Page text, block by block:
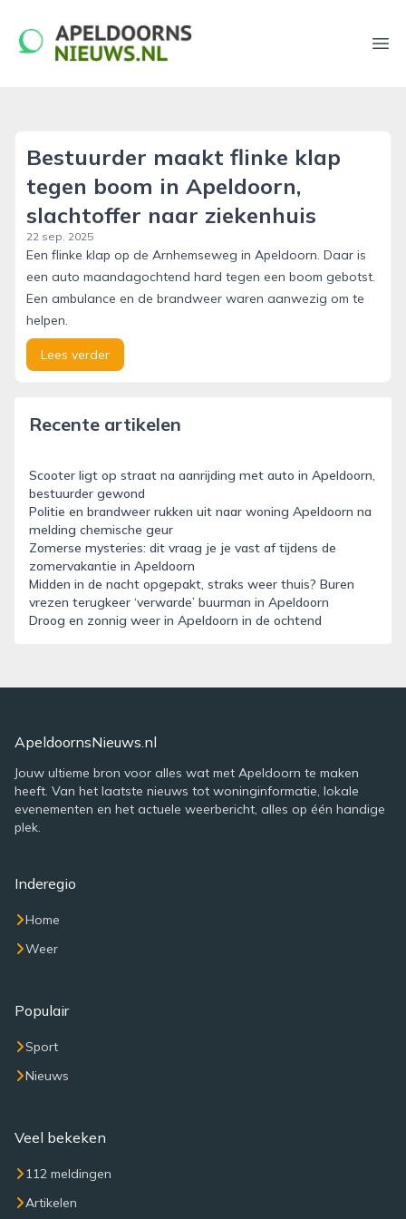
apeldoornsnieuws.nl
Bestuurder maakt flinke klap
tegen boom in Apeldoorn,
slachtoffer naar ziekenhuis
22 sep. 2025
Een flinke klap op de Arnhemseweg in Apeldoorn. Daar is
een auto maandagochtend hard tegen een boom gebotst.
Een ambulance en de brandweer waren aanwezig om te
helpen.
Lees verder
Recente artikelen
Scooter ligt op straat na aanrijding met auto in Apeldoorn,
bestuurder gewond
Politie en brandweer rukken uit naar woning Apeldoorn na
melding chemische geur
Zomerse mysteries: dit vraag je je vast af tijdens de
zomervakantie in Apeldoorn
Midden in de nacht opgepakt, straks weer thuis? Buren
vrezen terugkeer ‘verwarde’ buurman in Apeldoorn
Droog en zonnig weer in Apeldoorn in de ochtend
ApeldoornsNieuws.nl
Jouw ultieme bron voor alles wat met Apeldoorn te maken
heeft. Van het laatste nieuws tot woninginformatie, lokale
evenementen en het actuele weerbericht, alles op één handige
plek.
Inderegio
Home
Weer
Populair
Sport
Nieuws
Veel bekeken
112 meldingen
Artikelen